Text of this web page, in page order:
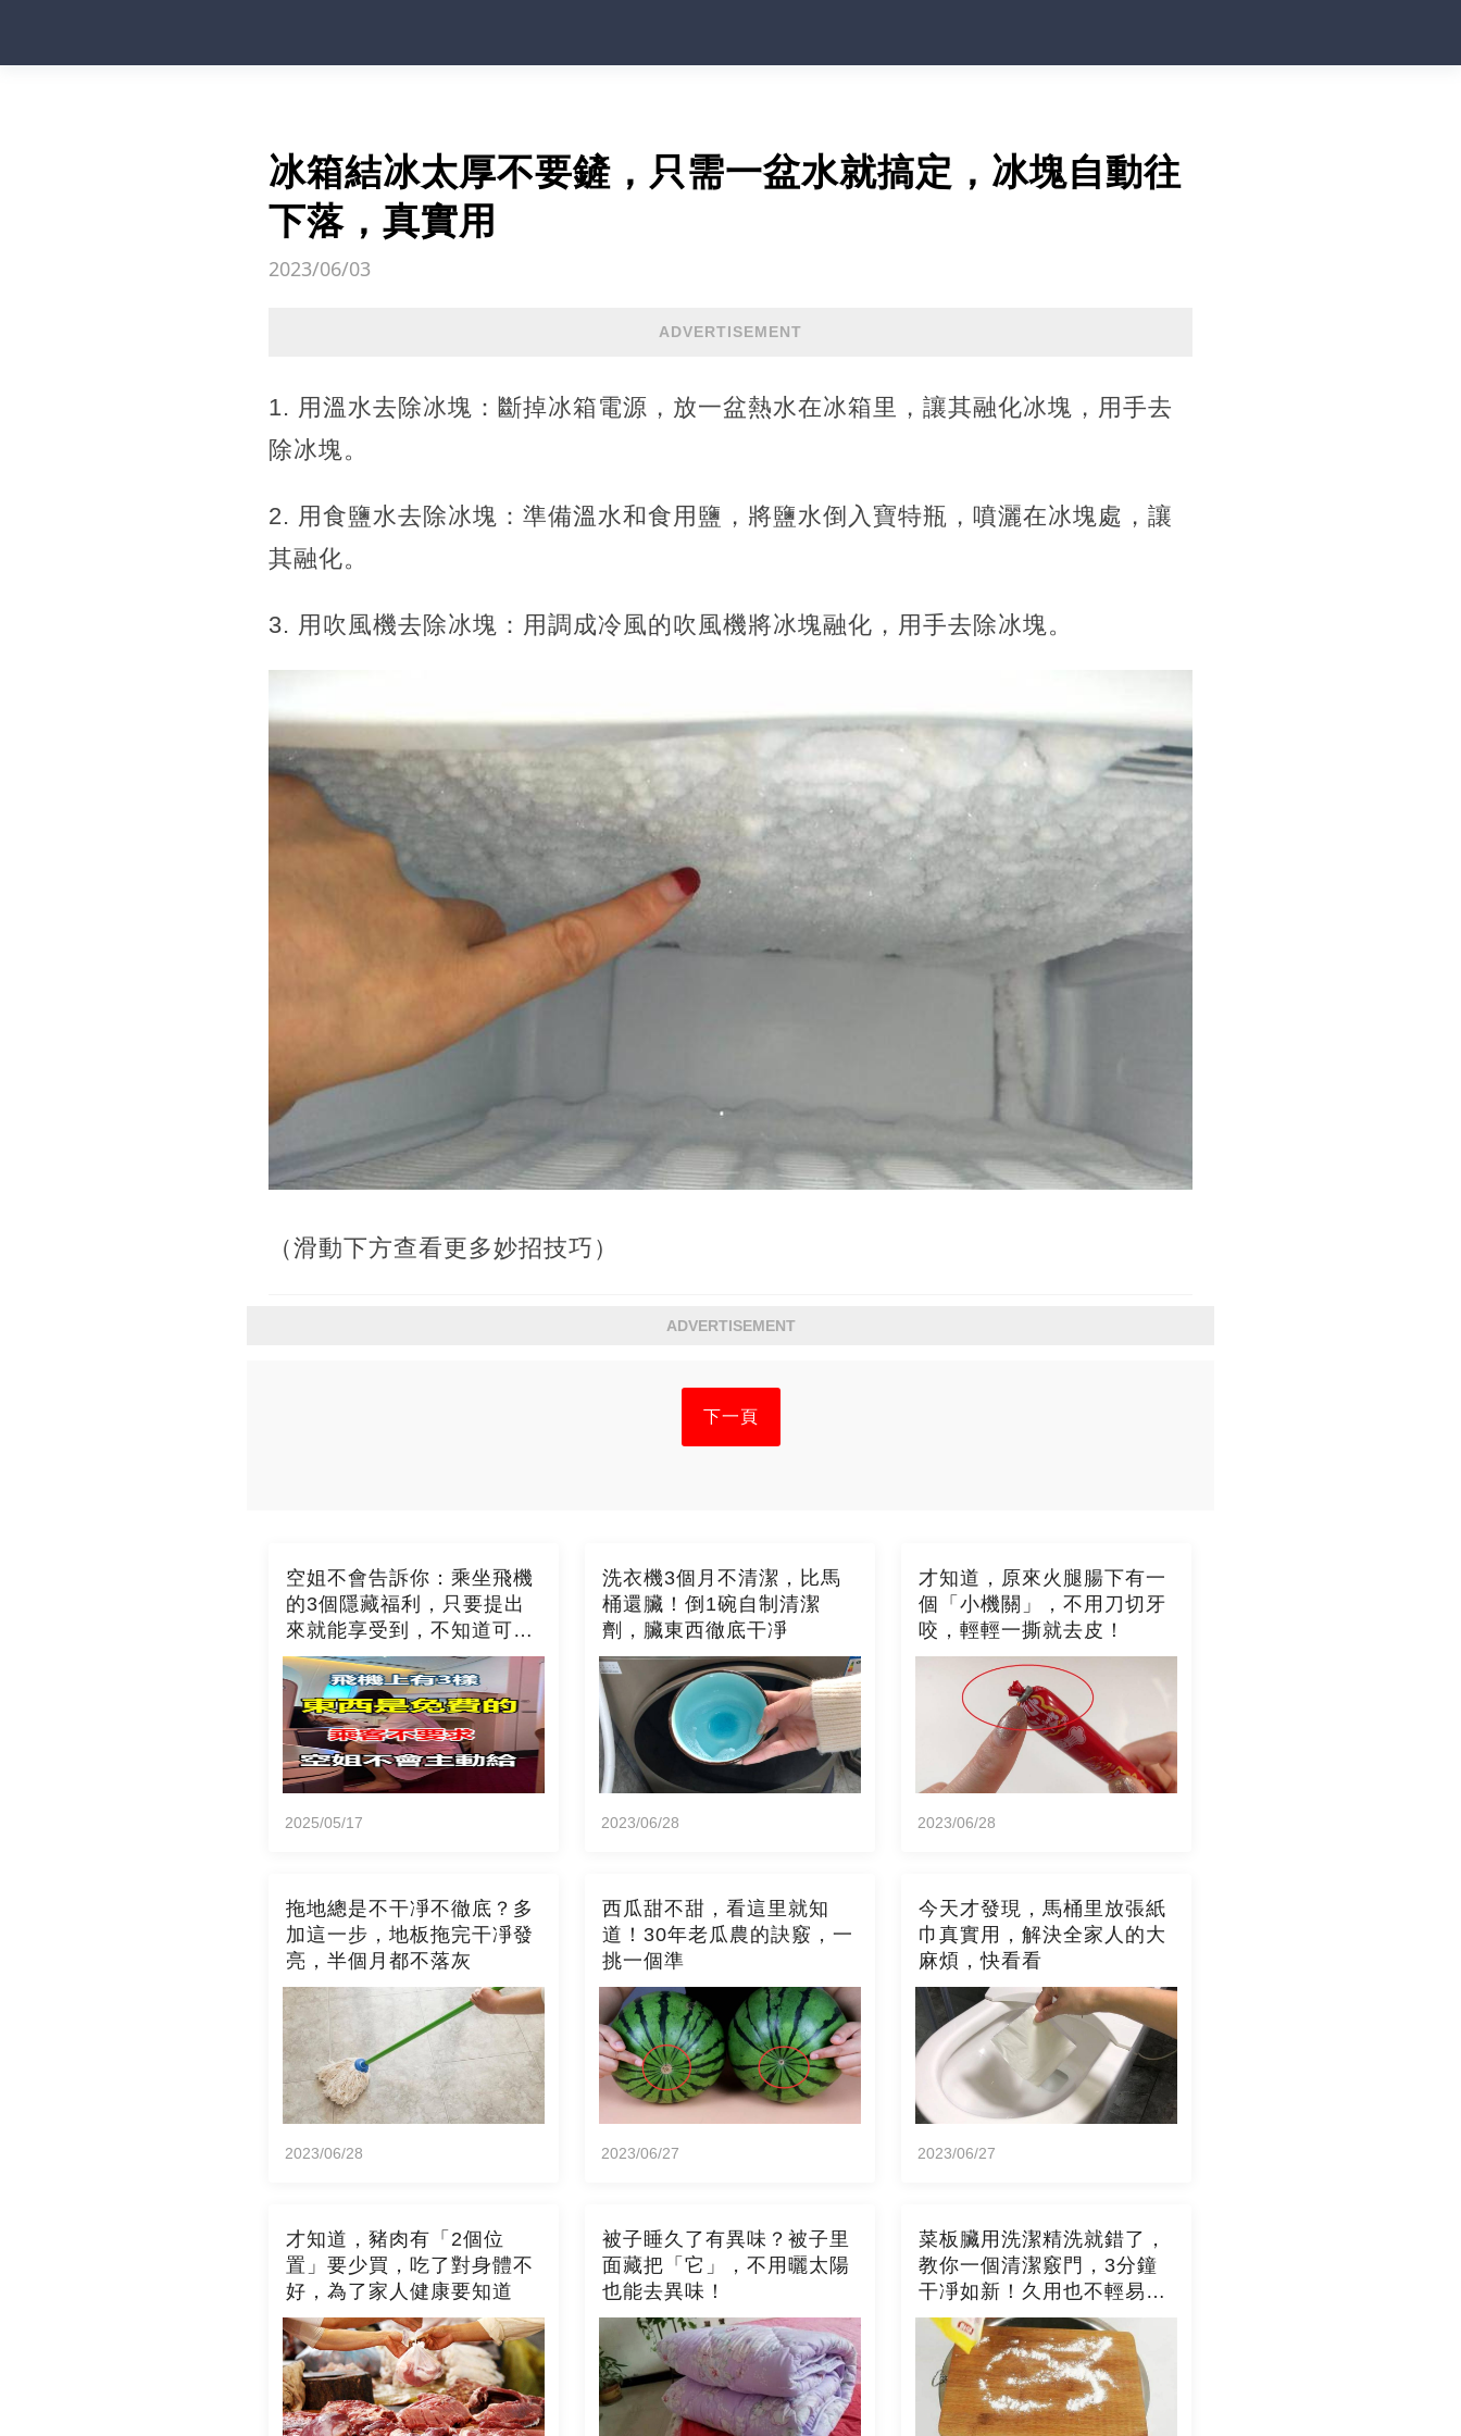
冰箱結冰太厚不要鏟，只需一盆水就搞定，冰塊自動往
下落，真實用
2023/06/03
ADVERTISEMENT
1. 用溫水去除冰塊：斷掉冰箱電源，放一盆熱水在冰箱里，讓其融化冰塊，用手去
除冰塊。
2. 用食鹽水去除冰塊：準備溫水和食用鹽，將鹽水倒入寶特瓶，噴灑在冰塊處，讓
其融化。
3. 用吹風機去除冰塊：用調成冷風的吹風機將冰塊融化，用手去除冰塊。
（滑動下方查看更多妙招技巧）
ADVERTISEMENT
下一頁
空姐不會告訴你：乘坐飛機
的3個隱藏福利，只要提出
來就能享受到，不知道可就
吃虧了
2025/05/17
洗衣機3個月不清潔，比馬
桶還臟！倒1碗自制清潔
劑，臟東西徹底干凈
2023/06/28
才知道，原來火腿腸下有一
個「小機關」，不用刀切牙
咬，輕輕一撕就去皮！
2023/06/28
拖地總是不干凈不徹底？多
加這一步，地板拖完干凈發
亮，半個月都不落灰
2023/06/28
西瓜甜不甜，看這里就知
道！30年老瓜農的訣竅，一
挑一個準
2023/06/27
今天才發現，馬桶里放張紙
巾真實用，解決全家人的大
麻煩，快看看
2023/06/27
才知道，豬肉有「2個位
置」要少買，吃了對身體不
好，為了家人健康要知道
被子睡久了有異味？被子里
面藏把「它」，不用曬太陽
也能去異味！
菜板臟用洗潔精洗就錯了，
教你一個清潔竅門，3分鐘
干凈如新！久用也不輕易發
霉